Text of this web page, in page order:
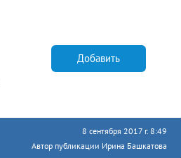
Добавить
8 сентября 2017 г. 8:49
Автор публикации Ирина Башкатова